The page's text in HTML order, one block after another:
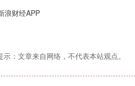
浪财经APP
示：文章来自网络，不代表本站观点。